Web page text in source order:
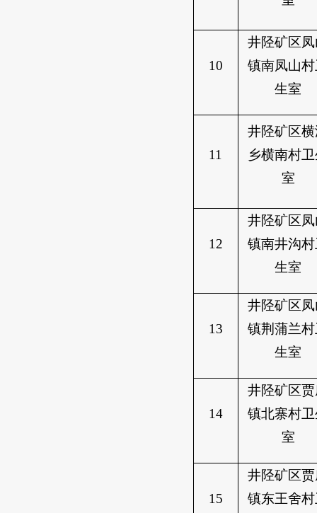
10
井陉矿区
镇南凤山
生室
11
井陉矿区
乡横南村
室
12
井陉矿区
镇南井沟
生室
13
井陉矿区
镇荆蒲兰
生室
14
井陉矿区
镇北寨村
室
15
井陉矿区
镇东王舍